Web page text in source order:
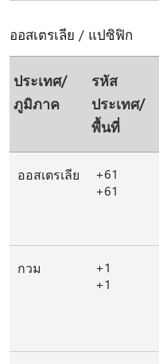
ออสเตรเลีย / แปซิฟิก
ประเทศ/
ภูมิภาค
รหัส
ประเทศ/
พื้นที่
ออสเตรเลีย
+61
+61
กวม
+1
+1